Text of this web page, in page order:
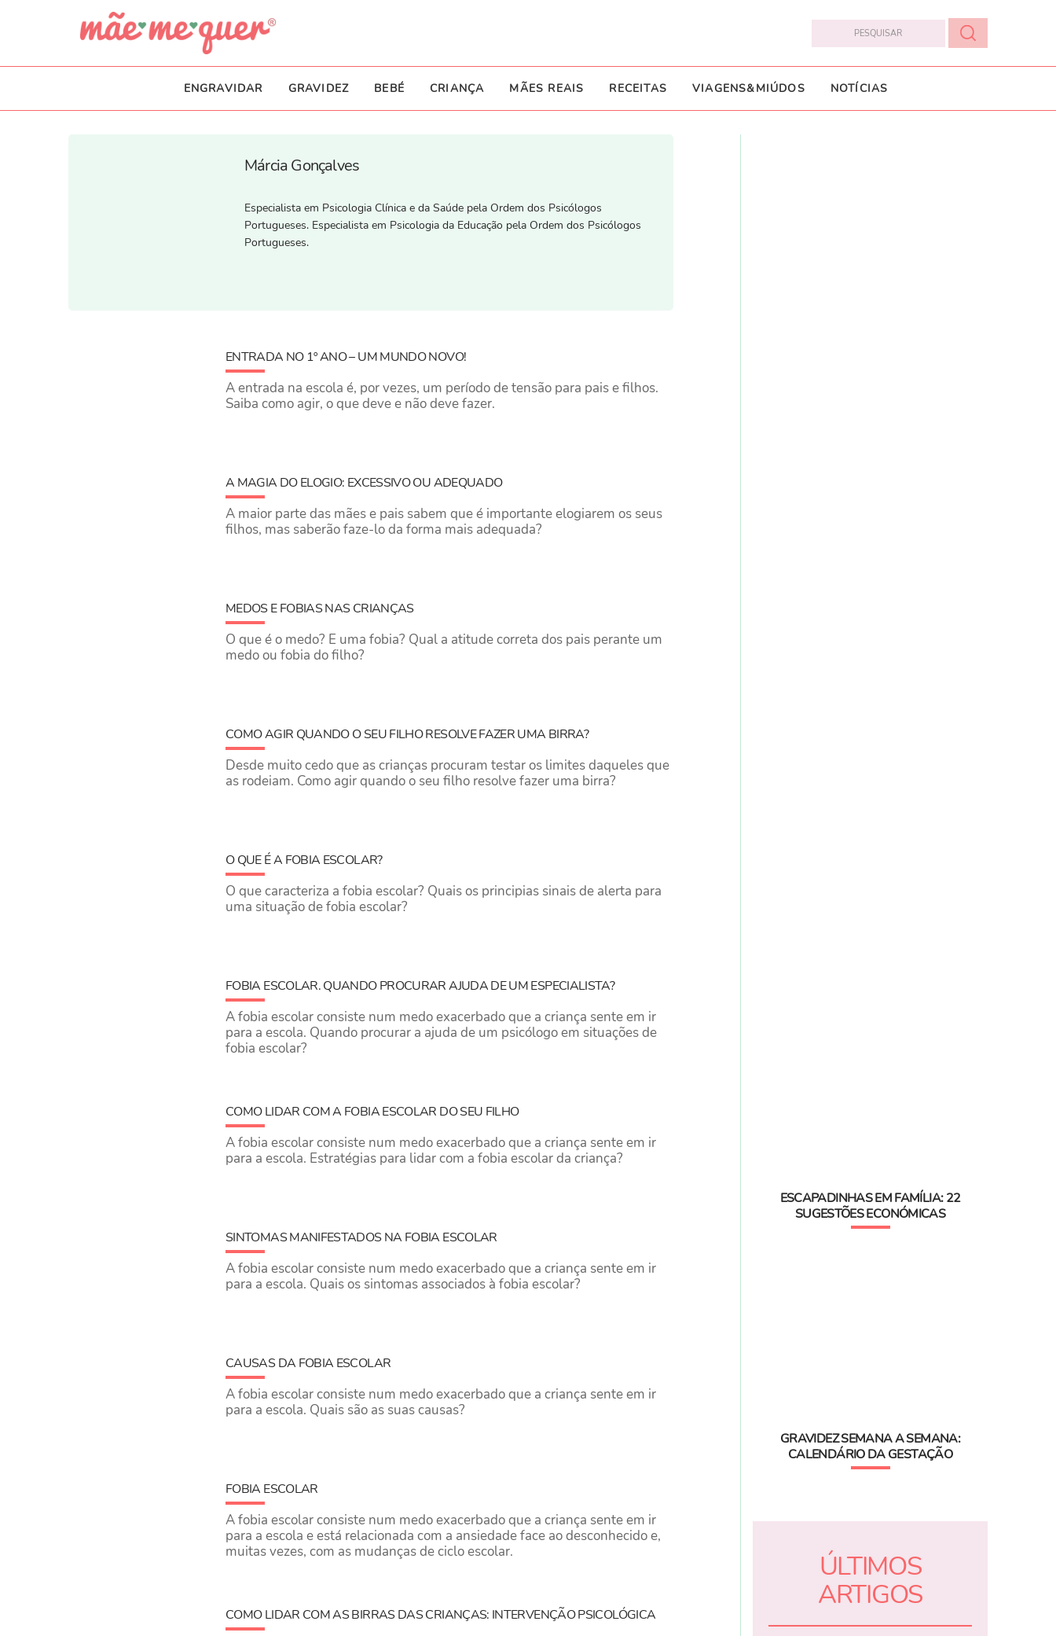
ENGRAVIDAR GRAVIDEZ BEBÉ CRIANÇA MÃES REAIS RECEITAS VIAGENS&MIÚDOS NOTÍCIAS
Márcia Gonçalves
Especialista em Psicologia Clínica e da Saúde pela Ordem dos Psicólogos
Portugueses. Especialista em Psicologia da Educação pela Ordem dos Psicólogos
Portugueses.
ENTRADA NO 1º ANO – UM MUNDO NOVO!
A entrada na escola é, por vezes, um período de tensão para pais e filhos.
Saiba como agir, o que deve e não deve fazer.
A MAGIA DO ELOGIO: EXCESSIVO OU ADEQUADO
A maior parte das mães e pais sabem que é importante elogiarem os seus
filhos, mas saberão faze-lo da forma mais adequada?
MEDOS E FOBIAS NAS CRIANÇAS
O que é o medo? E uma fobia? Qual a atitude correta dos pais perante um
medo ou fobia do filho?
​COMO AGIR QUANDO O SEU FILHO RESOLVE FAZER UMA BIRRA?
Desde muito cedo que as crianças procuram testar os limites daqueles que
as rodeiam. ​Como agir quando o seu filho resolve fazer uma birra?
O QUE É A FOBIA ESCOLAR?
O que caracteriza a fobia escolar? Quais os principias sinais de alerta para
uma situação de fobia escolar?
FOBIA ESCOLAR. QUANDO PROCURAR AJUDA DE UM ESPECIALISTA?
A fobia escolar consiste num medo exacerbado que a criança sente em ir
para a escola. Quando procurar a ajuda de um psicólogo em situações de
fobia escolar?
COMO LIDAR COM A FOBIA ESCOLAR DO SEU FILHO
A fobia escolar consiste num medo exacerbado que a criança sente em ir
para a escola. Estratégias para lidar com a fobia escolar da criança?
​SINTOMAS MANIFESTADOS NA FOBIA ESCOLAR
A fobia escolar consiste num medo exacerbado que a criança sente em ir
para a escola. Quais os sintomas associados à fobia escolar?
CAUSAS DA FOBIA ESCOLAR
A fobia escolar consiste num medo exacerbado que a criança sente em ir
para a escola. Quais são as suas causas?
FOBIA ESCOLAR
A fobia escolar consiste num medo exacerbado que a criança sente em ir
para a escola e está relacionada com a ansiedade face ao desconhecido e,
muitas vezes, com as mudanças de ciclo escolar.
COMO LIDAR COM AS BIRRAS DAS CRIANÇAS: INTERVENÇÃO PSICOLÓGICA
ESCAPADINHAS EM FAMÍLIA: 22
SUGESTÕES ECONÓMICAS
GRAVIDEZ SEMANA A SEMANA:
CALENDÁRIO DA GESTAÇÃO
ÚLTIMOS
ARTIGOS